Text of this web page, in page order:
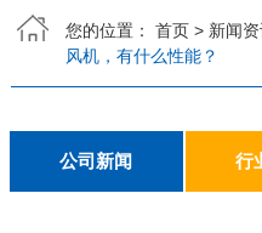
应用案例
工程案例
解决方案
公司新闻
行业资讯
常见问题
联系香蕉APP下载安装污免费
您的位置： 首页> 新闻
风机，有什么性能？
公司新闻 行